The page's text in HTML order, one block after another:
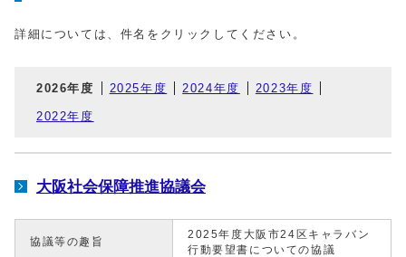
詳細については、件名をクリックしてください。
2026年度 2025年度 2024年度 2023年度
2022年度
大阪社会保障推進協議会
協議等の趣旨
2025年度大阪市24区キャラバン
行動要望書についての協議